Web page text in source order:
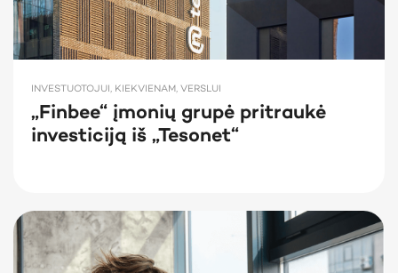
INVESTUOTOJUI, KIEKVIENAM, VERSLUI
„Finbee“ įmonių grupė pritraukė
investiciją iš „Tesonet“